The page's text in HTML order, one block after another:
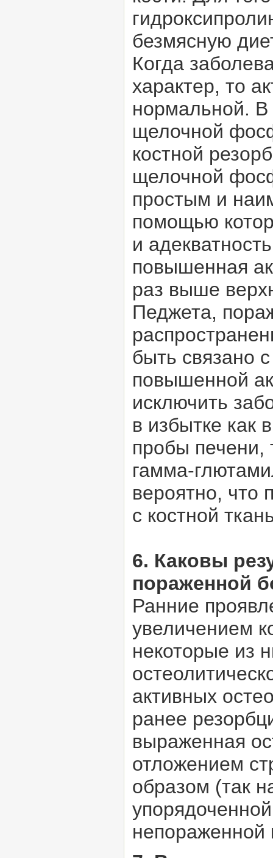
безмясную
Когда
характер, то
нормальной. В
щелочной
костной
щелочной
простым и
помощью
и
повышенная
раз выше
Педжета,
быть связано
повышенной
исключить
в избытке как
пробы печени,
гамма-
вероятно,
с костной
6. Каковы
пораженной
Ранние
увеличением
некоторые из
активных
ранее
выраженная
отложением
образом (так
непораженной